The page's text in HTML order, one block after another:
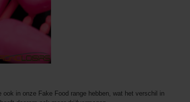
in onze Fake Food range hebben, wat het verschil in